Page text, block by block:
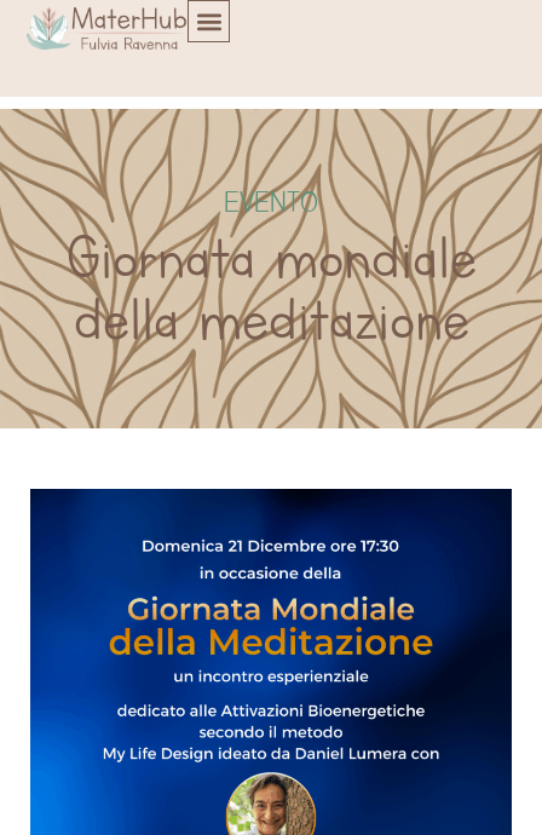
EVENTO
Giornata mondiale
della meditazione